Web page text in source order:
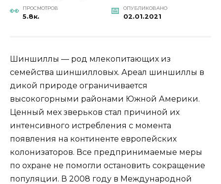
ПРОСМОТРОВ
5.8к.
ОПУБЛИКОВАНО
02.01.2021
Шиншиллы — род млекопитающих из
семейства шиншилловых. Ареал шиншиллы в
дикой природе ограничивается
высокогорными районами Южной Америки.
Ценный мех зверьков стал причиной их
интенсивного истребления с момента
появления на континенте европейских
колонизаторов. Все предпринимаемые меры
по охране не помогли остановить сокращение
популяции. В 2008 году в Международной